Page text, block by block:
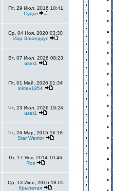
Пт, 29 Июл, 2016 10:41
Судья
Ср, 04 Ноя, 2020 03:30
Иар Эльтеррус
Вт, 07 Июл, 2026 08:23
user1
Пт, 01 Май, 2026 01:34
loktev1954
Чт, 23 Июл, 2026 19:24
user1
Чт, 26 Мар, 2015 16:18
Star Warrior
Пт, 17 Янв, 2014 10:46
Ros
Ср, 13 Июл, 2016 18:05
Крылатая